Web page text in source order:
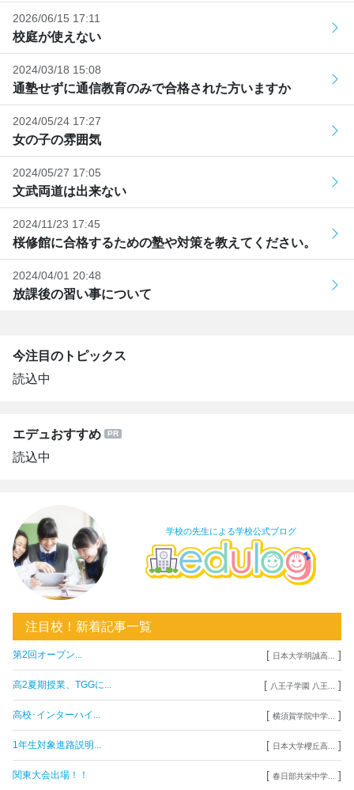
2026/06/15 17:11
校庭が使えない
2024/03/18 15:08
通塾せずに通信教育のみで合格された方いますか
2024/05/24 17:27
女の子の雰囲気
2024/05/27 17:05
文武両道は出来ない
2024/11/23 17:45
桜修館に合格するための塾や対策を教えてください。
2024/04/01 20:48
放課後の習い事について
今注目のトピックス
読込中
エデュおすすめ
読込中
学校の先生による学校公式ブログ
注目校！新着記事一覧
第2回オープン... [ 日本大学明誠高... ]
高2夏期授業、TGGに... [ 八王子学園 八王... ]
高校･インターハイ... [ 横須賀学院中学... ]
1年生対象進路説明... [ 日本大学櫻丘高... ]
関東大会出場！！ [ 春日部共栄中学... ]